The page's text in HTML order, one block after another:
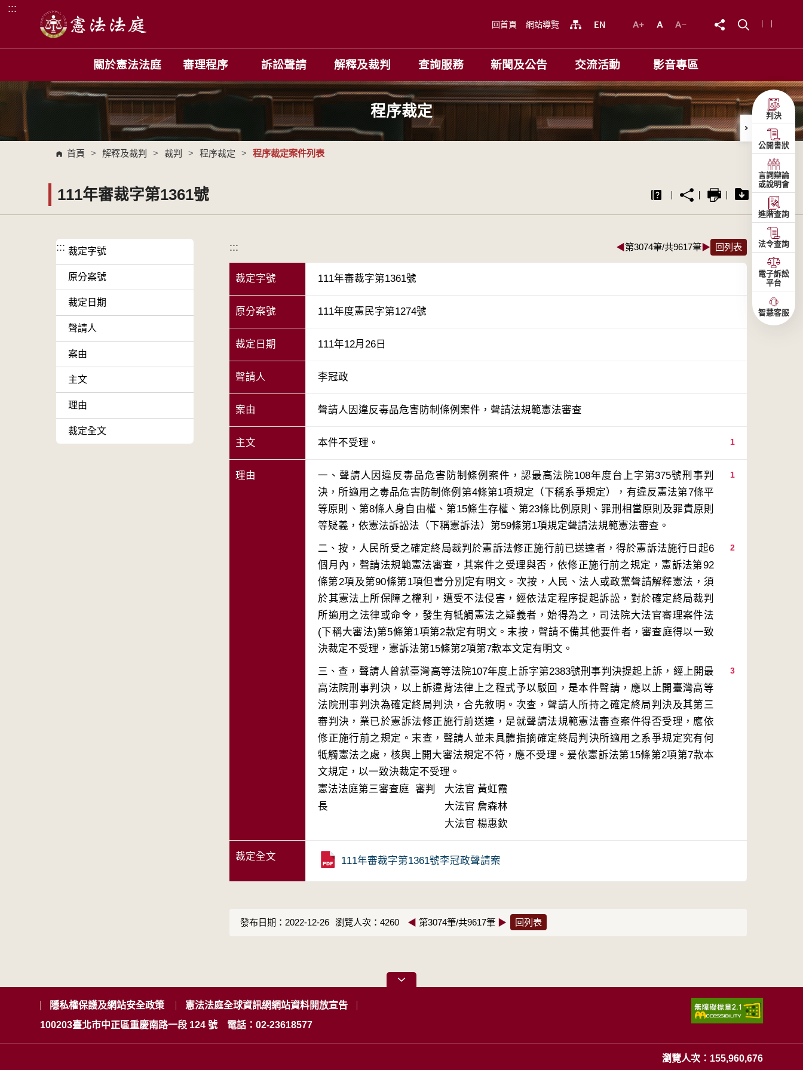
跳到主要內容區塊
:::
回首頁 網站導覽
關於憲法法庭 審理程序 訴訟聲請 解釋及裁判 查詢服務 新聞及公告 交流活動 影音專區
程序裁定
首頁 > 解釋及裁判 > 裁判 > 程序裁定 > 程序裁定案件列表
111年審裁字第1361號
::: 裁定字號
原分案號
裁定日期
聲請人
案由
主文
理由
裁定全文
::: ◀第3074筆/共9617筆▶ 回列表
裁定字號 111年審裁字第1361號
原分案號 111年度憲民字第1274號
裁定日期 111年12月26日
聲請人 李冠政
案由 聲請人因違反毒品危害防制條例案件，聲請法規範憲法審查
主文 1
本件不受理。
理由 1
一、聲請人因違反毒品危害防制條例案件，認最高法院108年度台上字第375號刑事判
決，所適用之毒品危害防制條例第4條第1項規定（下稱系爭規定），有違反憲法第7條平
等原則、第8條人身自由權、第15條生存權、第23條比例原則、罪刑相當原則及罪責原則
2
二、按，人民所受之確定終局裁判於憲訴法修正施行前已送達者，得於憲訴法施行日起6
個月內，聲請法規範憲法審查，其案件之受理與否，依修正施行前之規定，憲訴法第92
條第2項及第90條第1項但書分別定有明文。次按，人民、法人或政黨聲請解釋憲法，須
於其憲法上所保障之權利，遭受不法侵害，經依法定程序提起訴訟，對於確定終局裁判
所適用之法律或命令，發生有牴觸憲法之疑義者，始得為之，司法院大法官審理案件法
(下稱大審法)第5條第1項第2款定有明文。末按，聲請不備其他要件者，審查庭得以一致
3
三、查，聲請人曾就臺灣高等法院107年度上訴字第2383號刑事判決提起上訴，經上開最
高法院刑事判決，以上訴違背法律上之程式予以駁回，是本件聲請，應以上開臺灣高等
法院刑事判決為確定終局判決，合先敘明。次查，聲請人所持之確定終局判決及其第三
審判決，業已於憲訴法修正施行前送達，是就聲請法規範憲法審查案件得否受理，應依
修正施行前之規定。末查，聲請人並未具體指摘確定終局判決所適用之系爭規定究有何
牴觸憲法之處，核與上開大審法規定不符，應不受理。爰依憲訴法第15條第2項第7款本
文規定，以一致決裁定不受理。
憲法法庭第三審查庭 審判
長
大法官 黃虹霞
大法官 詹森林
大法官 楊惠欽
裁定全文 111年審裁字第1361號李冠政聲請案
發布日期：2022-12-26 瀏覽人次：4260 ◀ 第3074筆/共9617筆 ▶ 回列表
隱私權保護及網站安全政策
憲法法庭全球資訊網網站資料開放宣告
100203臺北市中正區重慶南路一段 124 號
電話：02-23618577
瀏覽人次：155,960,676
判決
公開書狀
言詞辯論
或說明會
進階查詢
法令查詢
電子訴訟
平台
智慧客服